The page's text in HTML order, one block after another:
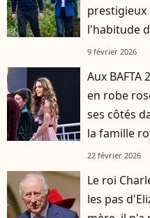
prestigieux
l'habitude
enfants
9 février 2026
Aux
en robe
ses côtés
la famille
22 février 2026
Le roi
les pas